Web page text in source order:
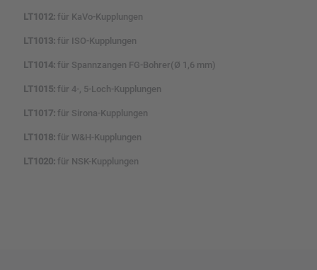
LT1012: für KaVo-Kupplungen
LT1013: für ISO-Kupplungen
LT1014: für Spannzangen FG-Bohrer(Ø 1,6 mm)
LT1015: für 4-, 5-Loch-Kupplungen
LT1017: für Sirona-Kupplungen
LT1018: für W&H-Kupplungen
LT1020: für NSK-Kupplungen